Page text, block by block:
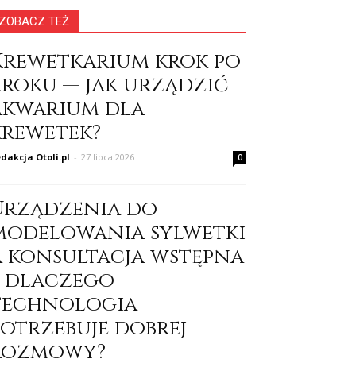
TEŻ
krok po
— jak urządzić
dla
Otoli.pl - 27 lipca 2026 0
do
sylwetki
konsultacja wstępna
dlaczego
dobrej